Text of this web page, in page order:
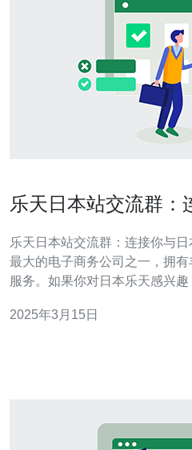
乐天日本站交流群：
乐天日本站交流群：连接你与日本乐天
最大的电子商务公司之一，拥
服务。如果你对日本乐天感兴
群将是一个绝佳的选择。 乐天日本站交流群是一个专门为
2025年3月15日